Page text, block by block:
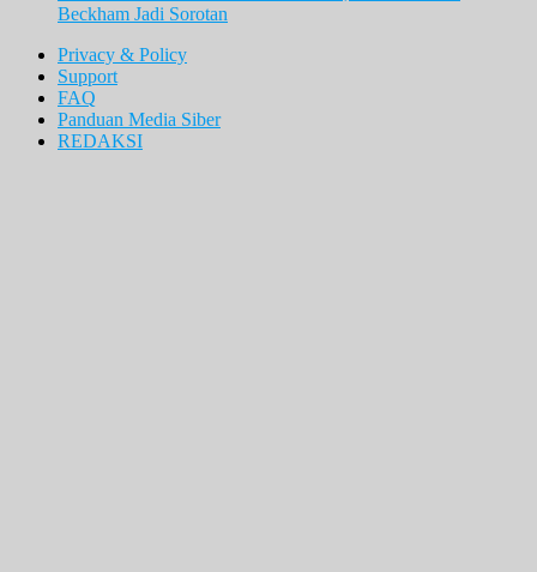
Beckham Jadi Sorotan
Privacy & Policy
Support
FAQ
Panduan Media Siber
REDAKSI